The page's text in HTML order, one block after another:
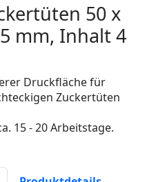
50 x
mm, Inhalt 4
Druckfläche für
Zuckertüten
15 - 20 Arbeitstage.